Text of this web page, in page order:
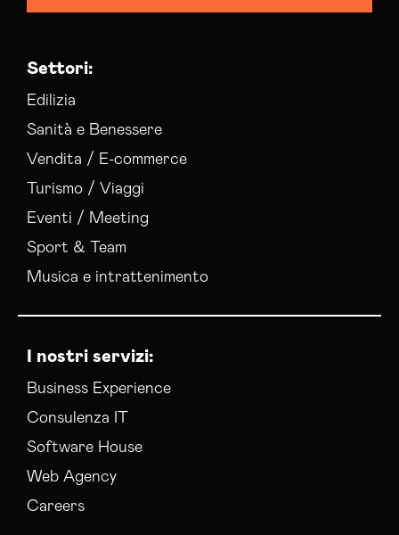
Settori:
Edilizia
Sanità e Benessere
Vendita / E-commerce
Turismo / Viaggi
Eventi / Meeting
Sport & Team
Musica e intrattenimento
I nostri servizi:
Business Experience
Consulenza IT
Software House
Web Agency
Careers